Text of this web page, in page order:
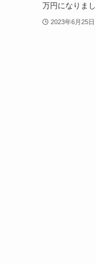
万円になりま
2023年6月25日